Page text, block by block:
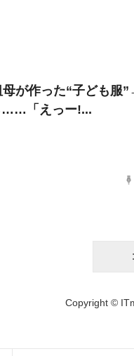
が作った“子ども服
……「えっー!...
Copyright ©